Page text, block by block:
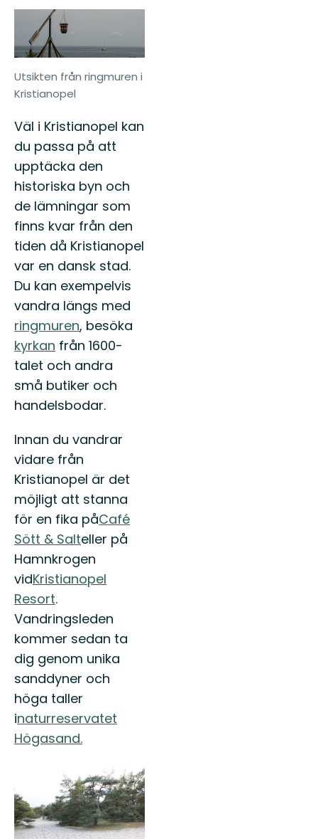
Utsikten från ringmuren i
Kristianopel
Väl i Kristianopel kan
du passa på att
upptäcka den
historiska byn och
de lämningar som
finns kvar från den
tiden då Kristianopel
var en dansk stad.
Du kan exempelvis
vandra längs med
ringmuren, besöka
kyrkan från 1600-
talet och andra
små butiker och
handelsbodar.
Innan du vandrar
vidare från
Kristianopel är det
möjligt att stanna
för en fika påCafé
Sött & Salteller på
Hamnkrogen
vidKristianopel
Resort.
Vandringsleden
kommer sedan ta
dig genom unika
sanddyner och
höga taller
inaturreservatet
Högasand.